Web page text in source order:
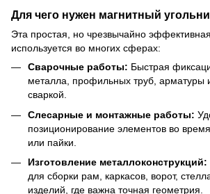
Для чего нужен магнитный
Эта простая, но чрезвычайно
используется во многих сферах:
Сварочные работы: Быстрая
металла, профильных труб, арматуры
сваркой.
Слесарные и монтажные работы:
позиционирование элементов во
или пайки.
Изготовление металлоконструкций:
для сборки рам, каркасов, ворот,
изделий, где важна точная геометрия.